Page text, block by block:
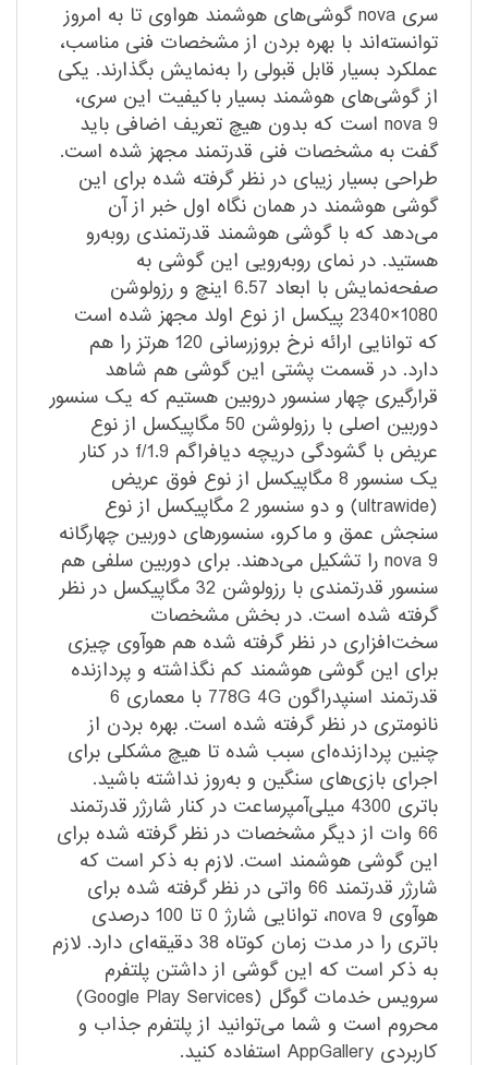
سری nova گوشی‌های هوشمند هواوی تا به امروز
توانسته‌اند با بهره بردن از مشخصات فنی مناسب،
عملکرد بسیار قابل قبولی را به‌نمایش بگذارند. یکی
از گوشی‌های هوشمند بسیار با‌کیفیت این سری،
nova 9 است که بدون هیچ تعریف اضافی باید
گفت به مشخصات فنی قدرتمند مجهز شده است.
طراحی بسیار زیبای در نظر گرفته شده برای این
گوشی هوشمند در همان نگاه اول خبر از آن
می‌دهد که با گوشی هوشمند قدرتمندی رو‌به‌رو
هستید. در نمای رو‌به‌رویی این گوشی به
صفحه‌نمایش با ابعاد 6.57 اینچ و رزولوشن
1080×2340 پیکسل از نوع اولد مجهز شده است
که توانایی ارائه نرخ بروزرسانی 120 هرتز را هم
دارد. در قسمت پشتی این گوشی هم شاهد
قرار‌گیری چهار سنسور دروبین هستیم که یک سنسور
دوربین اصلی با رزولوشن 50 مگاپیکسل از نوع
عریض با گشودگی دریچه دیافراگم f/1.9 در کنار
یک سنسور 8 مگاپیکسل از نوع فوق عریض
(ultrawide) و دو سنسور 2 مگاپیکسل از نوع
سنجش عمق و ماکرو، سنسور‌های دوربین چهارگانه
nova 9 را تشکیل می‌دهند. برای دوربین سلفی هم
سنسور قدرتمندی با رزولوشن 32 مگاپیکسل در نظر
گرفته شده است. در بخش مشخصات
سخت‌افزاری در نظر گرفته شده هم هوآوی چیزی
برای این گوشی هوشمند کم نگذاشته و پردازنده
قدرتمند اسنپدراگون 778G 4G با معماری 6
نانومتری در نظر گرفته شده است. بهره بردن از
چنین پردازنده‌ای سبب شده تا هیچ مشکلی برای
اجرای بازی‌های سنگین و به‌روز نداشته باشید.
باتری 4300 میلی‌آمپر‌ساعت در کنار شارژر قدرتمند
66 وات از دیگر مشخصات در نظر گرفته شده برای
این گوشی هوشمند است. لازم به ذکر است که
شارژر قدرتمند 66 واتی در نظر گرفته شده برای
هوآوی nova 9، توانایی شارژ 0 تا 100 درصدی
باتری را در مدت زمان کوتاه 38 دقیقه‌ای دارد. لازم
به ذکر است که این گوشی از داشتن پلتفرم
سرویس خدمات گوگل (Google Play Services)
محروم است و شما می‌توانید از پلتفرم جذاب و
کاربردی AppGallery استفاده کنید.